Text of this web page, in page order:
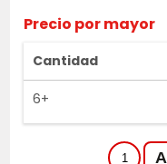
Precio por mayor
Cantidad
6+